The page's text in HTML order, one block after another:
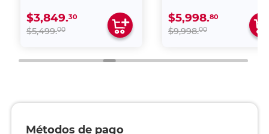
$3,849.30
$5,499.00
$5,998.80
$9,998.00
Métodos de pago